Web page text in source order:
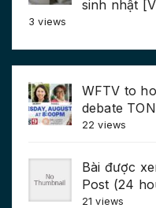
sinh nhật
3 views
WFTV to
debate
22 views
Bài được
Post (24
21 views